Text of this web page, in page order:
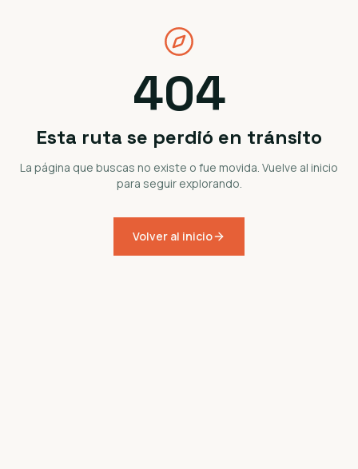
404
Esta ruta se perdió en tránsito
La página que buscas no existe o fue movida. Vuelve al inicio
para seguir explorando.
Volver al inicio